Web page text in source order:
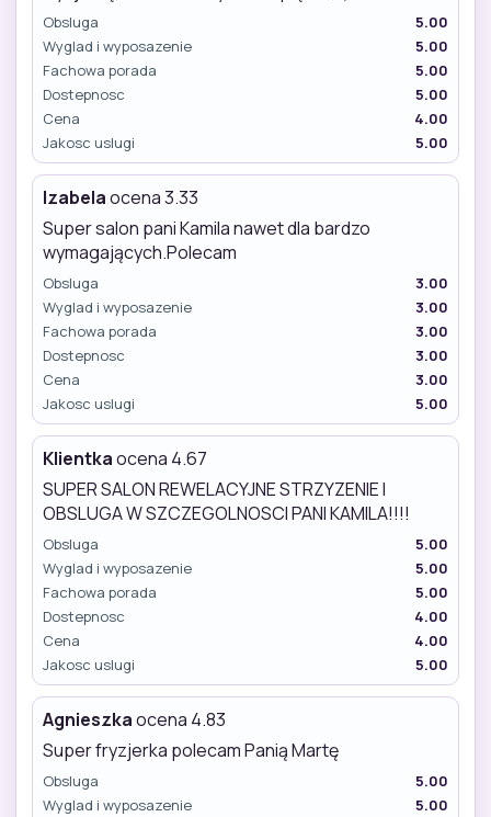
Obsluga
5.00
Wyglad i wyposazenie
5.00
Fachowa porada
5.00
Dostepnosc
5.00
Cena
4.00
Jakosc uslugi
5.00
Izabelaocena 3.33
Super salon pani Kamila nawet dla bardzo
wymagających.Polecam
Obsluga
3.00
Wyglad i wyposazenie
3.00
Fachowa porada
3.00
Dostepnosc
3.00
Cena
3.00
Jakosc uslugi
5.00
Klientkaocena 4.67
SUPER SALON REWELACYJNE STRZYZENIE I
OBSLUGA W SZCZEGOLNOSCI PANI KAMILA!!!!
Obsluga
5.00
Wyglad i wyposazenie
5.00
Fachowa porada
5.00
Dostepnosc
4.00
Cena
4.00
Jakosc uslugi
5.00
Agnieszkaocena 4.83
Super fryzjerka polecam Panią Martę
Obsluga
5.00
Wyglad i wyposazenie
5.00